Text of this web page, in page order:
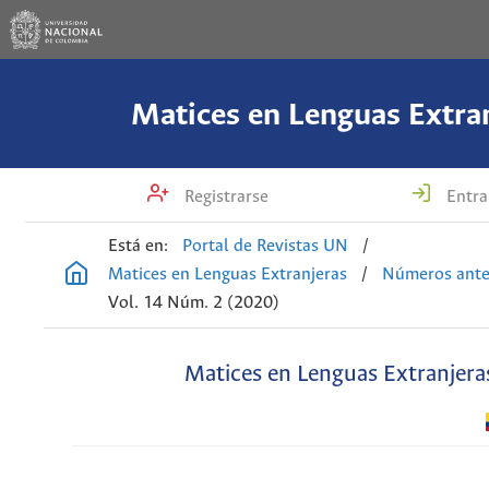
Matices en Lenguas
Registrarse
Está en: Portal de Revistas UN
/
Matices en Lenguas Extranjeras
/
Números
Vol. 14 Núm. 2 (2020)
Matices en Lenguas